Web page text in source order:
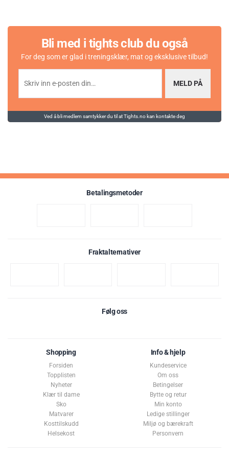
Bli med i tights club du også
For deg som er glad i treningsklær, mat og eksklusive tilbud!
MELD PÅ
Ved å bli medlem samtykker du til at Tights.no kan kontakte deg
Betalingsmetoder
Fraktalternativer
Følg oss
Shopping
Forsiden
Topplisten
Nyheter
Klær til dame
Sko
Matvarer
Kosttilskudd
Helsekost
Info & hjelp
Kundeservice
Om oss
Betingelser
Bytte og retur
Min konto
Ledige stillinger
Miljø og bærekraft
Personvern